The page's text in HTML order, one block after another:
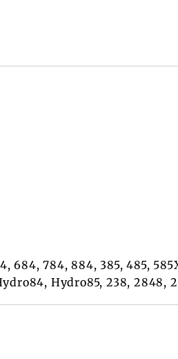
684, 784, 884, 385, 485,
Hydro85, 238, 2848,